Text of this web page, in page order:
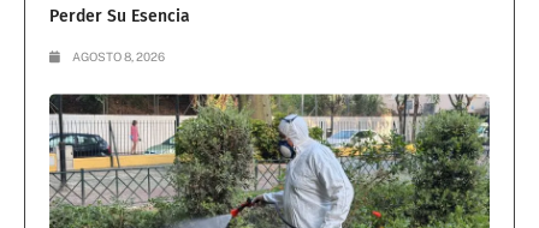
Perder Su Esencia
AGOSTO 8, 2026